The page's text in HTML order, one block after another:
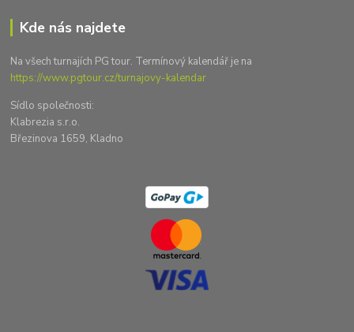
Kde nás najdete
Na všech turnajích PG tour. Termínový kalendář je na
https://www.pgtour.cz/turnajovy-kalendar
Sídlo společnosti:
Klabrezia s.r.o.
Březinova 1659, Kladno